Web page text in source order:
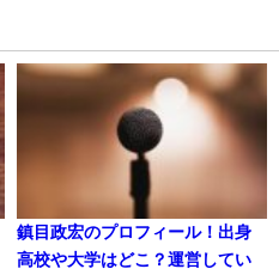
鎮目政宏のプロフィール！出身
高校や大学はどこ？運営してい